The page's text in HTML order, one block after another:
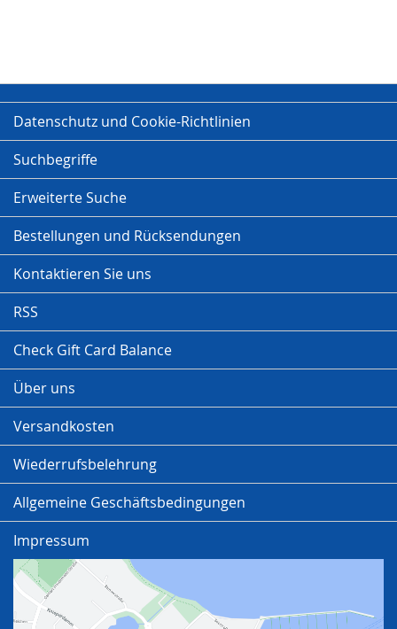
Datenschutz und Cookie-Richtlinien
Suchbegriffe
Erweiterte Suche
Bestellungen und Rücksendungen
Kontaktieren Sie uns
RSS
Check Gift Card Balance
Über uns
Versandkosten
Wiederrufsbelehrung
Allgemeine Geschäftsbedingungen
Impressum